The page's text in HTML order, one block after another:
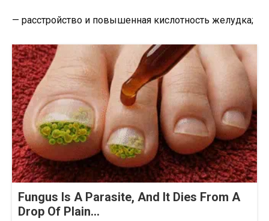
— расстройство и повышенная кислотность желудка;
Fungus Is A Parasite, And It Dies From A
Drop Of Plain...